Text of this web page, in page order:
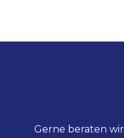
Gerne beraten